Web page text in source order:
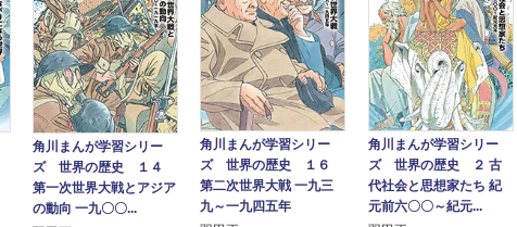
角川まんが学習シリー
ズ 世界の歴史 １４
第一次世界大戦とアジア
の動向 一九〇〇...
角川まんが学習シリー
ズ 世界の歴史 １６
第二次世界大戦 一九三
九～一九四五年
角川まんが学習シリー
ズ 世界の歴史 ２ 古
代社会と思想家たち 紀
元前六〇〇～紀元...